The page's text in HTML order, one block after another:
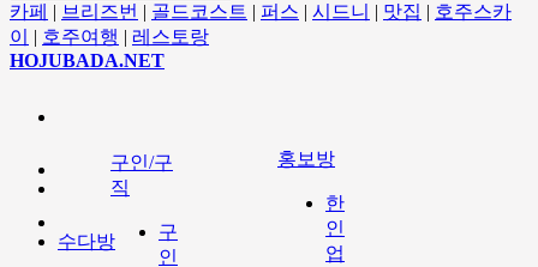
카페 | 브리즈번 | 골드코스트 | 퍼스 | 시드니 | 맛집 | 호주스카
이
| 호주여행 | 레스토랑
HOJUBADA.NET
수다방
구인/구
직
구
인
홍보방
한
인
업